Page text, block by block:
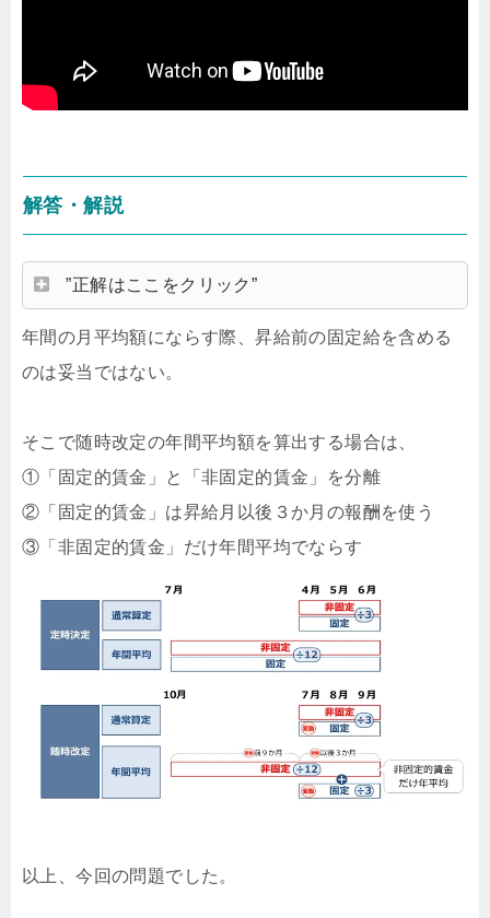
解答・解説
”正解はここをクリック”
年間の月平均額にならす際、昇給前の固定給を含める
のは妥当ではない。
そこで随時改定の年間平均額を算出する場合は、
①「固定的賃金」と「非固定的賃金」を分離
②「固定的賃金」は昇給月以後３か月の報酬を使う
③「非固定的賃金」だけ年間平均でならす
以上、今回の問題でした。